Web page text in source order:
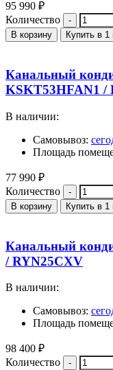
95 990 ₽
Количество
В корзину Купить в 1
Канальный
KSKT53HFAN1 /
В наличии:
Самовывоз:
Площадь
77 990 ₽
Количество
В корзину Купить в 1
Канальный
/ RYN25CXV
В наличии:
Самовывоз:
Площадь
98 400 ₽
Количество